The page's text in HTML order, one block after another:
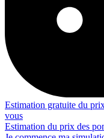
Estimation gratuite du
vous
Estimation du prix des